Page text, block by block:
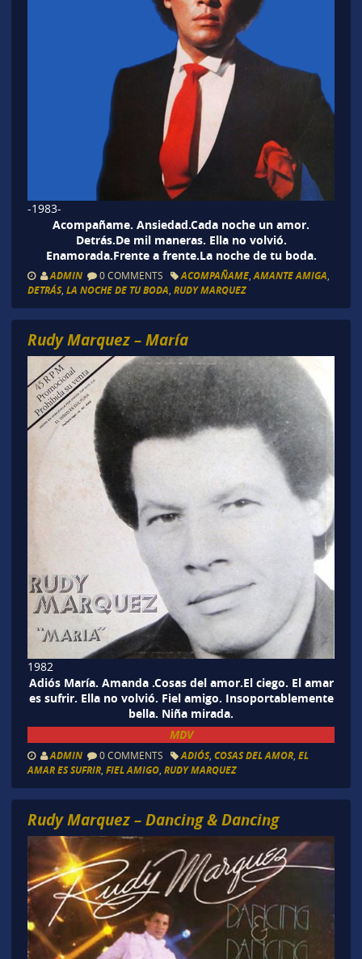
-1983-
Acompañame. Ansiedad.Cada noche un amor.
Detrás.De mil maneras. Ella no volvió.
Enamorada.Frente a frente.La noche de tu boda.
ADMIN 0 COMMENTS ACOMPAÑAME,AMANTE AMIGA,
DETRÁS, LA NOCHE DE TU BODA, RUDY MARQUEZ
Rudy Marquez – María
1982
Adiós María. Amanda .Cosas del amor.El ciego. El amar
es sufrir. Ella no volvió. Fiel amigo. Insoportablemente
bella. Niña mirada.
MDV
ADMIN 0 COMMENTS ADIÓS, COSAS DEL AMOR, EL
AMAR ES SUFRIR, FIEL AMIGO, RUDY MARQUEZ
Rudy Marquez – Dancing & Dancing